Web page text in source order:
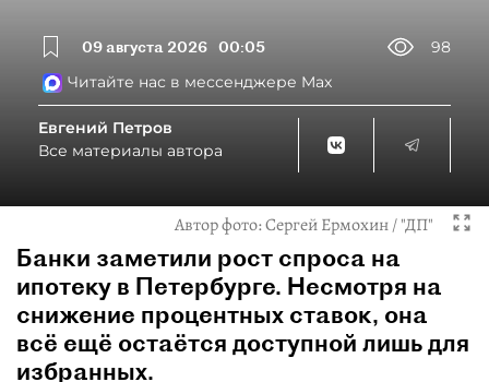
09 августа 2026 00:05
98
Читайте нас в мессенджере Max
Евгений Петров
Все материалы автора
Автор фото:Сергей Ермохин / "ДП"
Банки заметили рост спроса на
ипотеку в Петербурге. Несмотря на
снижение процентных ставок, она
всё ещё остаётся доступной лишь для
избранных.